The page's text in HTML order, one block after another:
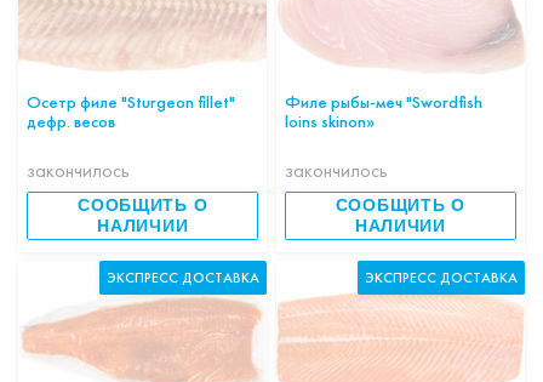
Осетр филе "Sturgeon fillet"
дефр. весов
закончилось
СООБЩИТЬ О
НАЛИЧИИ
Филе рыбы-меч "Swordfish
loins skinon»
закончилось
СООБЩИТЬ О
НАЛИЧИИ
ЭКСПРЕСС ДОСТАВКА ЭКСПРЕСС ДОСТАВКА